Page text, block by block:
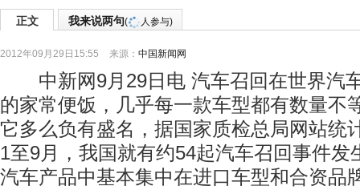
正文 我来说两句( 人参与)
2012年09月29日15:55 来源： 中国新闻网
中新网9月29日电 汽车召回在世界汽
的家常便饭，几乎每一款车型都有数量不
它多么负有盛名，据国家质检总局网站统
1至9月，我国就有约54起汽车召回事件发
汽车产品中基本集中在进口车型和合资品